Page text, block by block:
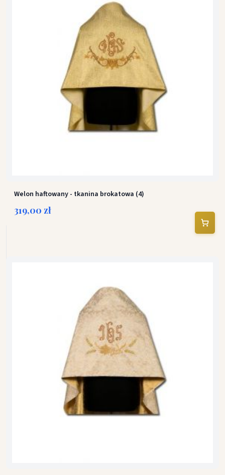
Welon haftowany - tkanina brokatowa (4)
319,00 zł